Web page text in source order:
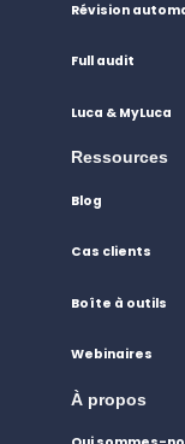
Révision
Full audit
Luca & MyLuca
Ressources
Blog
Cas clients
Boîte à outils
Webinaires
À propos